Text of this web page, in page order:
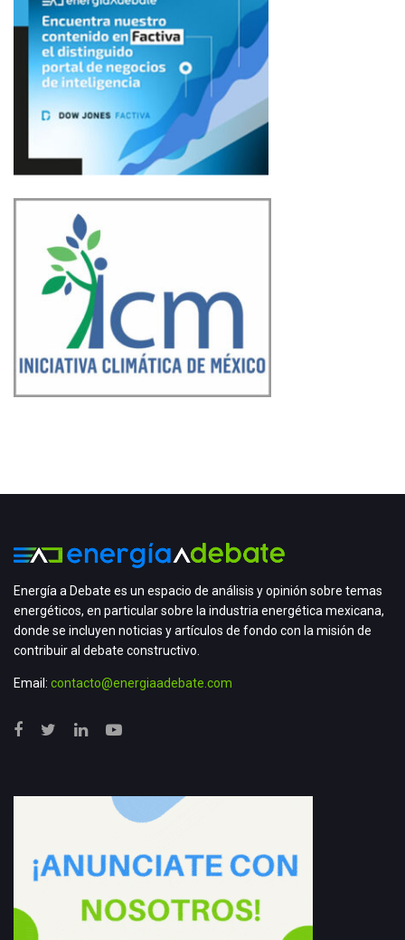
Energía a Debate es un espacio de análisis y opinión sobre temas
energéticos, en particular sobre la industria energética mexicana,
donde se incluyen noticias y artículos de fondo con la misión de
contribuir al debate constructivo.
Email: contacto@energiaadebate.com